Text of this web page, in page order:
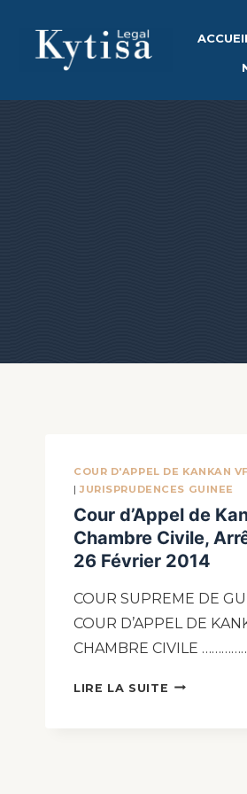
COUR D'APPEL DE KANKAN VF
|JURISPRUDENCES GUINEE
Cour d’Appel de
Chambre Civile,
26 Février 2014
COUR SUPREME DE
COUR D’APPEL DE
CHAMBRE CIVILE
LIRE LA SUITE